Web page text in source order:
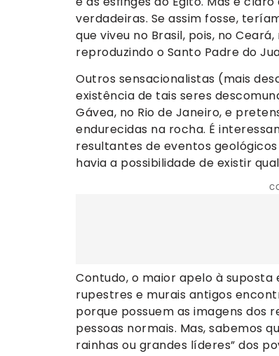
verdadeiras. Se assim fosse,
que viveu no Brasil, pois, no
reproduzindo o Santo Padre do
Outros sensacionalistas (mais
existência de tais seres
Gávea, no Rio de Janeiro, e
endurecidas na rocha. É
resultantes de eventos
havia a possibilidade de existir
Contudo, o maior apelo à
rupestres e murais antigos
porque possuem as imagens dos
pessoas normais. Mas, sabemos
rainhas ou grandes líderes” dos